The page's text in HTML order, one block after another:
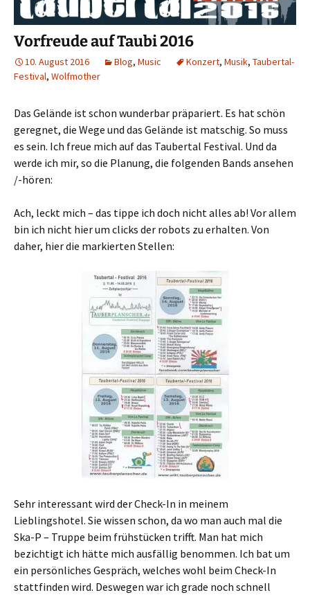
Vorfreude auf Taubi 2016
10. August 2016 Blog, Music Konzert, Musik, Taubertal-
Festival, Wolfmother
Das Gelände ist schon wunderbar präpariert. Es hat schön
geregnet, die Wege und das Gelände ist matschig. So muss
es sein. Ich freue mich auf das Taubertal Festival. Und da
werde ich mir, so die Planung, die folgenden Bands ansehen
/-hören:
Ach, leckt mich – das tippe ich doch nicht alles ab! Vor allem
bin ich nicht hier um clicks der robots zu erhalten. Von
daher, hier die markierten Stellen:
Sehr interessant wird der Check-In in meinem
Lieblingshotel. Sie wissen schon, da wo man auch mal die
Ska-P – Truppe beim frühstücken trifft. Man hat mich
bezichtigt ich hätte mich ausfällig benommen. Ich bat um
ein persönliches Gespräch, welches wohl beim Check-In
stattfinden wird. Deswegen war ich grade noch schnell